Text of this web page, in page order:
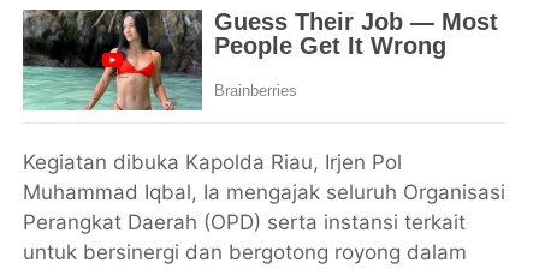
Kegiatan dibuka Kapolda Riau, Irjen Pol
Muhammad Iqbal, Ia mengajak seluruh Organisasi
Perangkat Daerah (OPD) serta instansi terkait
untuk bersinergi dan bergotong royong dalam